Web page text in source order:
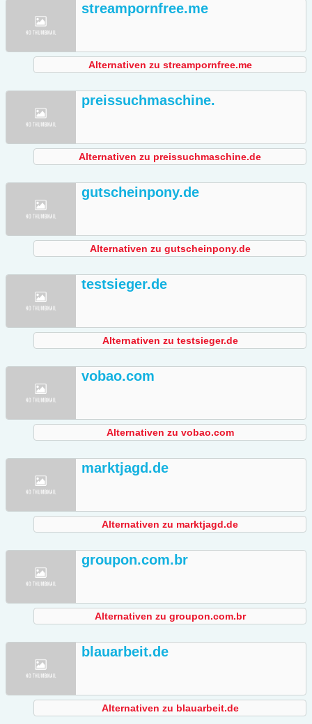
streampornfree.me
Alternativen zu streampornfree.me
preissuchmaschine.
Alternativen zu preissuchmaschine.de
gutscheinpony.de
Alternativen zu gutscheinpony.de
testsieger.de
Alternativen zu testsieger.de
vobao.com
Alternativen zu vobao.com
marktjagd.de
Alternativen zu marktjagd.de
groupon.com.br
Alternativen zu groupon.com.br
blauarbeit.de
Alternativen zu blauarbeit.de